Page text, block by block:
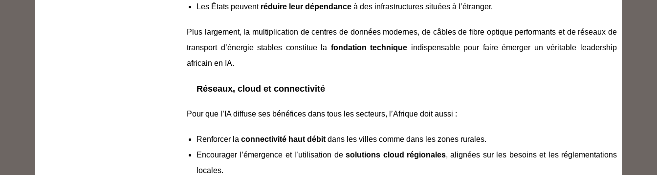
Les États peuvent réduire leur dépendance à des infrastructures situées à l’étranger.
Plus largement, la multiplication de centres de données modernes, de câbles de fibre optique performants et de réseaux de
transport d’énergie stables constitue la fondation technique indispensable pour faire émerger un véritable leadership
africain en IA.
Réseaux, cloud et connectivité
Pour que l’IA diffuse ses bénéfices dans tous les secteurs, l’Afrique doit aussi :
Renforcer la connectivité haut débit dans les villes comme dans les zones rurales.
Encourager l’émergence et l’utilisation desolutions cloud régionales, alignées sur les besoins et les réglementations
locales.